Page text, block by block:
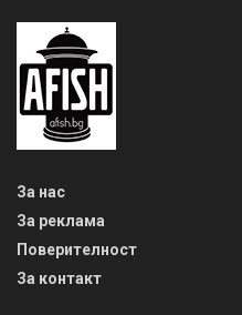
За нас
За реклама
Поверителност
За контакт